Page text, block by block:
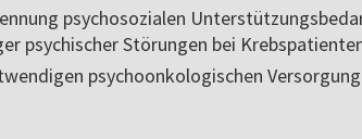
psychosozialen
psychischer Störungen bei
psychoonkologischen